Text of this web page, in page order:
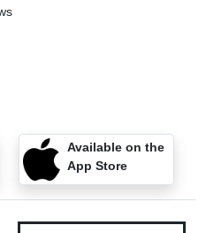
Available on the
App Store